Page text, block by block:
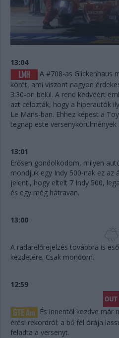
13:04
A #708-as Glickenhaus
körét, ami viszont nagyon
3:30-on belül. A rend kedvéért
azt célozták, hogy a hiperautók
Le Mans-ban. Ehhez képest a
tegnap este
13:01
Erősen gondolkodom, milyen
mondjuk egy Indy 500-nak ez az
jelenti, hogy eltelt 7 Indy 500,
és egy még hátravan.
13:00
A radarelőrejelzés továbbra is
kezdetére. Csak mondom.
12:59
És innentől kezdve már
érési rekordról: a bő fél órája
feladta a versenyt.